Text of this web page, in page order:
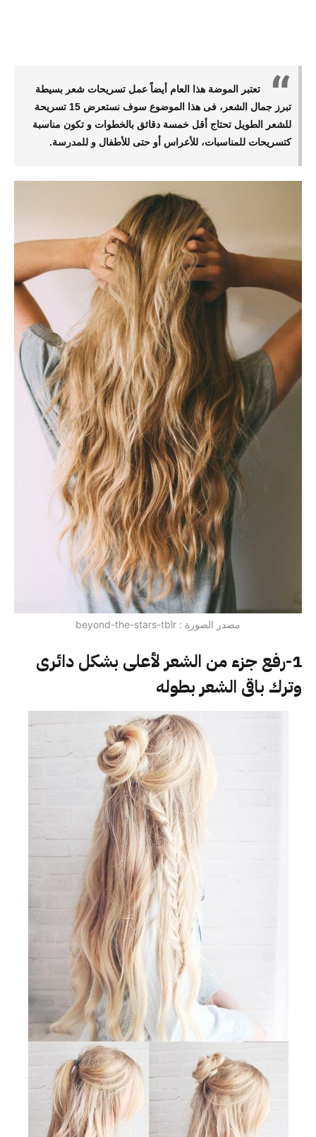
تعتبر الموضة هذا العام أيضاً عمل تسريحات شعر بسيطة
تبرز جمال الشعر، فى هذا الموضوع سوف نستعرض 15 تسريحة
للشعر الطويل تحتاج أقل خمسة دقائق بالخطوات و تكون مناسبة
كتسريحات للمناسبات، للأعراس أو حتى للأطفال و للمدرسة.
مصدر الصورة : beyond-the-stars-tblr
1-رفع جزء من الشعر لأعلى بشكل دائرى
وترك باقى الشعر بطوله